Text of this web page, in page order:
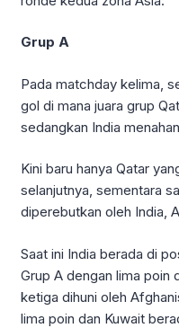
Grup A
Pada matchday kelima,
gol di mana juara grup
sedangkan India
Kini baru hanya Qatar
selanjutnya, sementara
diperebutkan oleh India,
Saat ini India berada di
Grup A dengan lima poin
ketiga dihuni oleh
lima poin dan Kuwait